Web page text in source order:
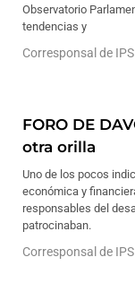
Observatorio
tendencias y
Corresponsal de IPS
FORO DE
otra orilla
Uno de los pocos
económica y
responsables del
patrocinaban.
Corresponsal de IPS